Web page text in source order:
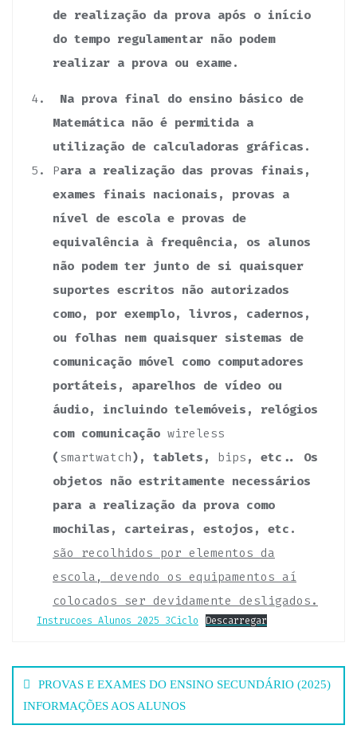
de realização da prova após o início
do tempo regulamentar não podem
realizar a prova ou exame.
Na prova final do ensino básico de
Matemática não é permitida a
utilização de calculadoras gráficas.
Para a realização das provas finais,
exames finais nacionais, provas a
nível de escola e provas de
equivalência à frequência, os alunos
não podem ter junto de si quaisquer
suportes escritos não autorizados
como, por exemplo, livros, cadernos,
ou folhas nem quaisquer sistemas de
comunicação móvel como computadores
portáteis, aparelhos de vídeo ou
áudio, incluindo telemóveis, relógios
com comunicação wireless
( smartwatch), tablets, bips , etc.. Os
objetos não estritamente necessários
para a realização da prova como
mochilas, carteiras, estojos, etc.
são recolhidos por elementos da
escola, devendo os equipamentos aí
colocados ser devidamente desligados.
Instrucoes_Alunos_2025_3Ciclo Descarregar
Navegação
de
PROVAS E EXAMES DO ENSINO SECUNDÁRIO (2025)
INFORMAÇÕES AOS ALUNOS